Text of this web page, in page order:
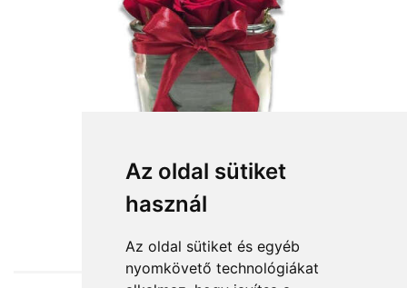
Az oldal sütiket
használ
Az oldal sütiket és egyéb
nyomkövető technológiákat
Ámor nyila
35 296 Ft-tól